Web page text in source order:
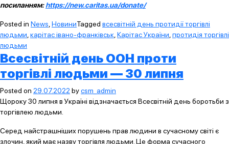
посиланням:https://new.caritas.ua/donate/
Posted in News НовиниTagged всесвітній день протидії торгівлі
людьми карітас івано-франківськ Карітас України протидія торгівлі
людьми
Всесвітній день ООН проти
торгівлі людьми — 30 липня
Posted on 29.07.2022 bycsm_admin
Щороку 30 липня в Україні відзначається Всесвітній день боротьби з
торгівлею людьми.
Серед найстрашніших порушень прав людини в сучасному світі є
злочин, який має назву торгівля людьми. Це форма сучасного